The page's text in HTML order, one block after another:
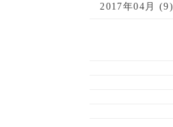
2017年04月 (9)